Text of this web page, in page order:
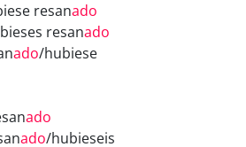
resanado
resanado
ado/hubiese
ado
ado/hubieseis